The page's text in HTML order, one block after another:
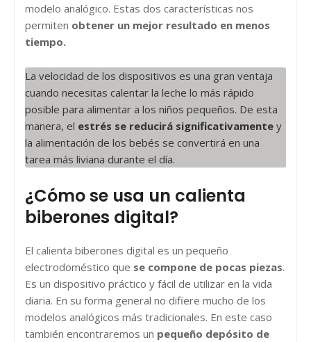
modelo analógico. Estas dos características nos
permiten obtener un mejor resultado en menos
tiempo.
La velocidad de los dispositivos es una gran ventaja
cuando necesitas calentar la leche lo más rápido
posible para alimentar a los niños pequeños. De esta
manera, el estrés se reducirá significativamente y
la alimentación de los bebés se convertirá en una
tarea más liviana durante el día.
¿Cómo se usa un calienta
biberones digital?
El calienta biberones digital es un pequeño
electrodoméstico que se compone de pocas piezas.
Es un dispositivo práctico y fácil de utilizar en la vida
diaria. En su forma general no difiere mucho de los
modelos analógicos más tradicionales. En este caso
también encontraremos un pequeño depósito de